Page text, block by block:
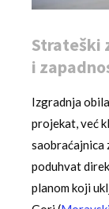
Strateški
i
Izgradnja
projekat, već
saobraćajnica
poduhvat
planom koji